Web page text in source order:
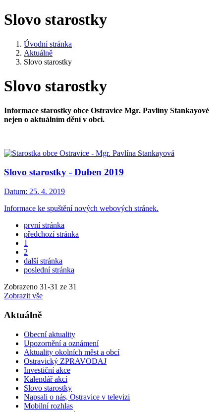
Slovo starostky
Úvodní stránka
Aktuálně
Slovo starostky
Slovo starostky
Informace starostky obce Ostravice Mgr. Pavlíny Stankayové
nejen o aktuálním dění v obci.
Slovo starostky - Duben 2019
Datum: 25. 4. 2019
Informace ke spuštění nových webových stránek.
první stránka
předchozí stránka
1
2
další stránka
poslední stránka
Zobrazeno 31-31 ze 31
Zobrazit vše
Aktuálně
Obecní aktuality
Upozornění a oznámení
Aktuality okolních měst a obcí
Ostravický ZPRAVODAJ
Investiční akce
Kalendář akcí
Slovo starostky
Napsali o nás, Ostravice v televizi
Mobilní rozhlas